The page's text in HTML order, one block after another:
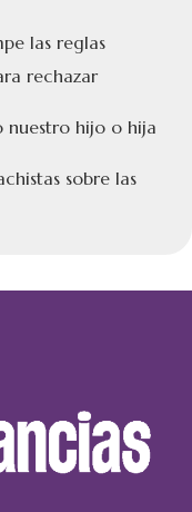
las reglas
rechazar
nuestro hijo o hija
sobre las